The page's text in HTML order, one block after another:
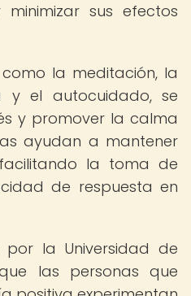
sus efectos
la meditación, la
y el autocuidado, se
y promover la calma
ayudan a mantener
la toma de
de respuesta en
por la Universidad de
las personas que